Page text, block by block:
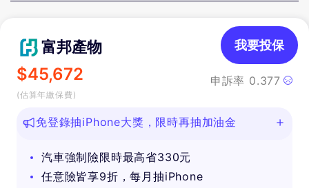
富邦產物
$45,672
(估算年繳保費)
申訴率 0.377
我要投保
免登錄抽iPhone大獎，限時再抽加油金
汽車強制險限時最高省330元
任意險皆享9折，每月抽iPhone